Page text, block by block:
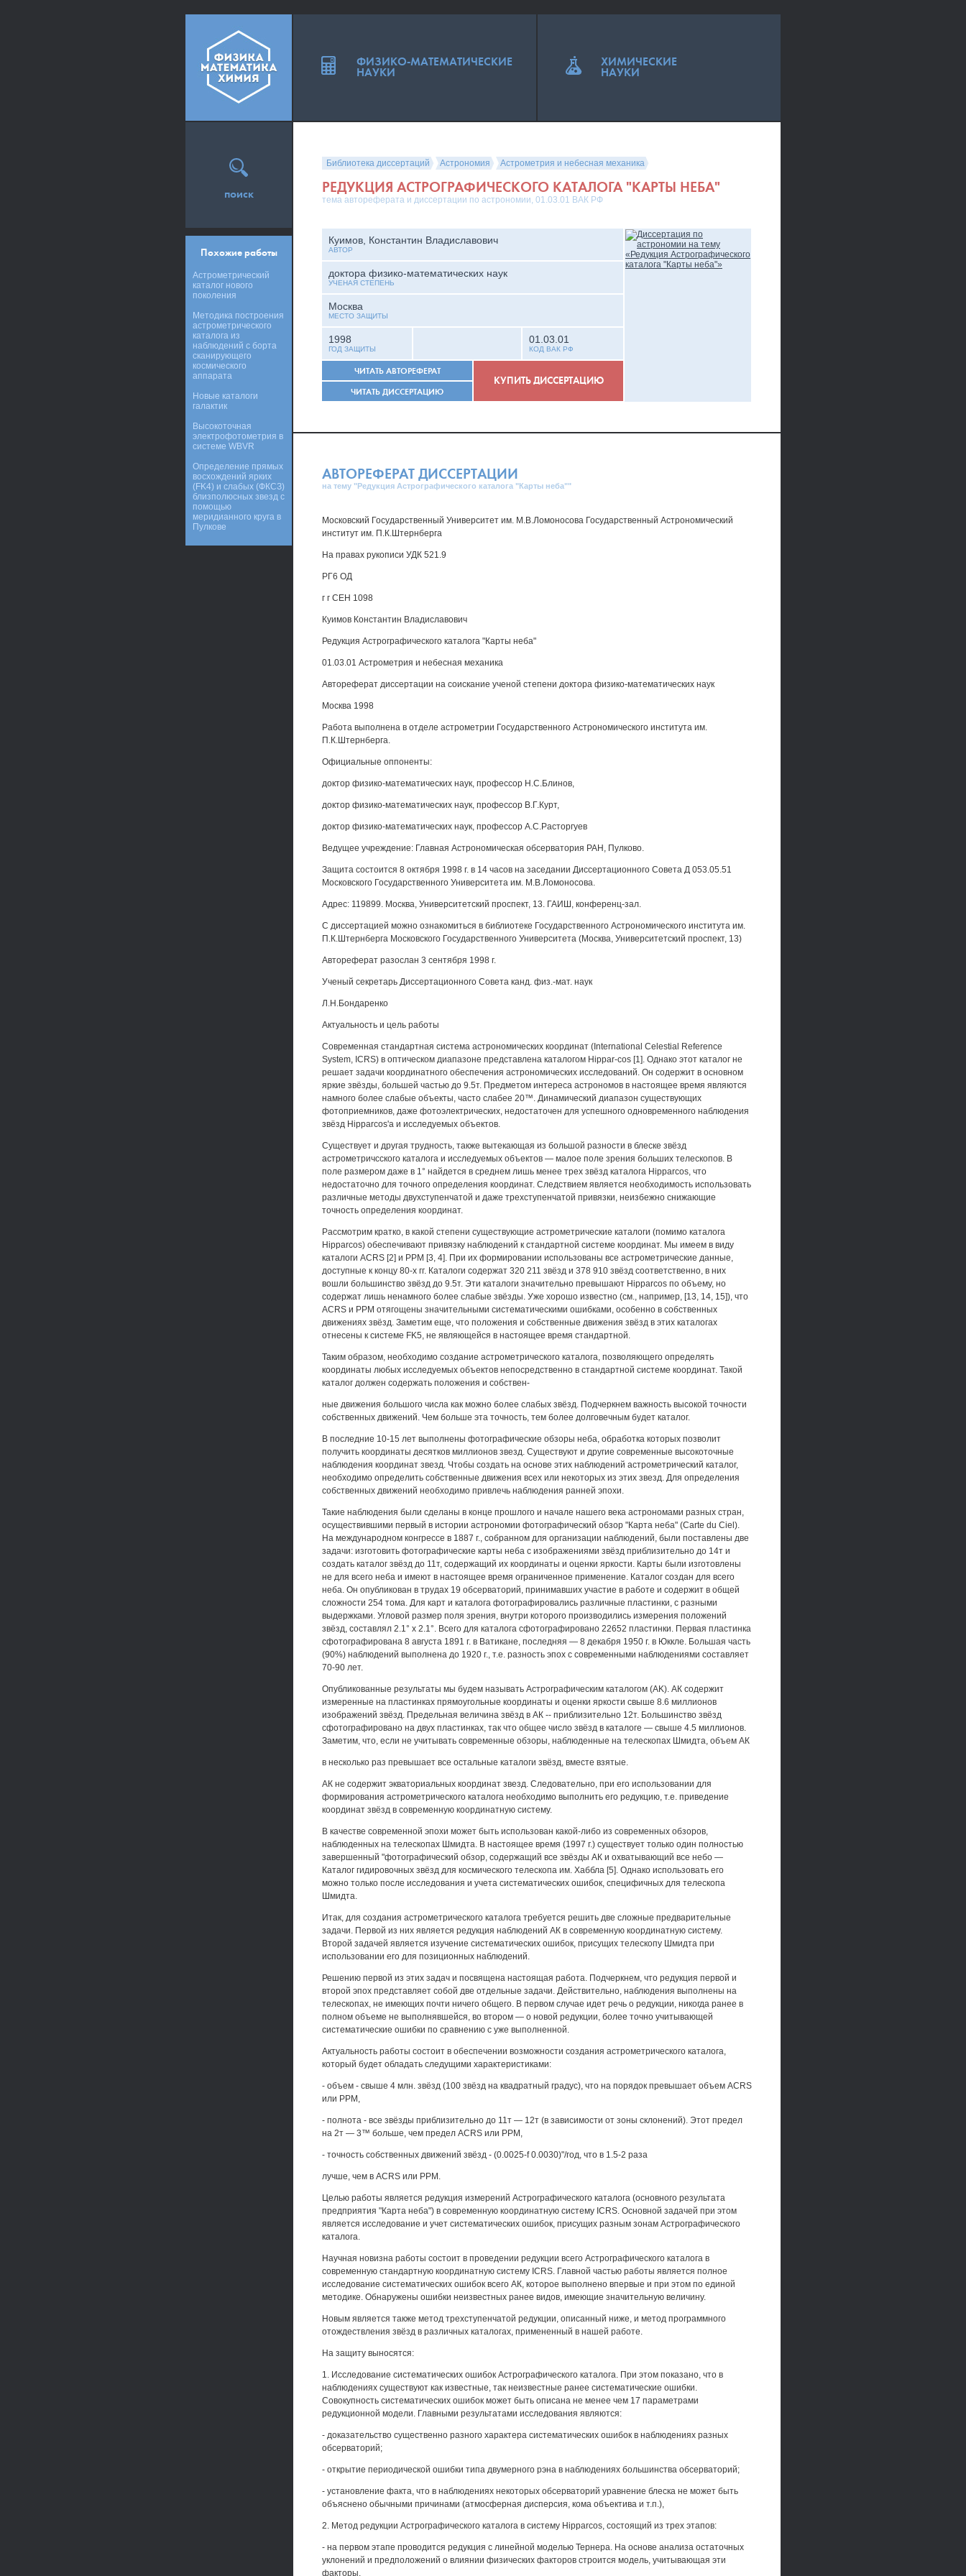
Библиотека диссертаций Астрономия Астрометрия и небесная механика
РЕДУКЦИЯ АСТРОГРАФИЧЕСКОГО КАТАЛОГА "КАРТЫ НЕБА"
тема автореферата и диссертации по астрономии, 01.03.01 ВАК РФ
Куимов, Константин Владиславович
АВТОР
доктора физико-математических наук
УЧЕНАЯ СТЕПЕНЬ
Москва
МЕСТО ЗАЩИТЫ
1998
ГОД ЗАЩИТЫ
01.03.01
КОД ВАК РФ
ЧИТАТЬ АВТОРЕФЕРАТ
ЧИТАТЬ ДИССЕРТАЦИЮ
КУПИТЬ ДИССЕРТАЦИЮ
АВТОРЕФЕРАТ ДИССЕРТАЦИИ
на тему "Редукция Астрографического каталога "Карты неба""
Московский Государственный Университет им. М.В.Ломоносова Государственный Астрономический
институт им. П.К.Штернберга
На правах рукописи УДК 521.9
РГ6 ОД
г г СЕН 1098
Куимов Константин Владиславович
Редукция Астрографического каталога "Карты неба"
01.03.01 Астрометрия и небесная механика
Автореферат диссертации на соискание ученой степени доктора физико-математических наук
Москва 1998
Работа выполнена в отделе астрометрии Государственного Астрономического института им.
П.К.Штернберга.
Официальные оппоненты:
доктор физико-математических наук, профессор Н.С.Блинов,
доктор физико-математических наук, профессор В.Г.Курт,
доктор физико-математических наук, профессор А.С.Расторгуев
Ведущее учреждение: Главная Астрономическая обсерватория РАН, Пулково.
Защита состоится 8 октября 1998 г. в 14 часов на заседании Диссертационного Совета Д 053.05.51
Московского Государственного Университета им. М.В.Ломоносова.
Адрес: 119899. Москва, Университетский проспект, 13. ГАИШ, конференц-зал.
С диссертацией можно ознакомиться в библиотеке Государственного Астрономического института им.
П.К.Штернберга Московского Государственного Университета (Москва, Университетский проспект, 13)
Автореферат разослан 3 сентября 1998 г.
Ученый секретарь Диссертационного Совета канд. физ.-мат. наук
Л.Н.Бондаренко
Актуальность и цель работы
Современная стандартная система астрономических координат (International Celestial Reference
System, ICRS) в оптическом диапазоне представлена каталогом Hippar-cos [1]. Однако этот каталог не
решает задачи координатного обеспечения астрономических исследований. Он содержит в основном
яркие звёзды, большей частью до 9.5т. Предметом интереса астрономов в настоящее время являются
намного более слабые объекты, часто слабее 20™. Динамический диапазон существующих
фотоприемников, даже фотоэлектрических, недостаточен для успешного одновременного наблюдения
звёзд Hipparcos'a и исследуемых объектов.
Существует и другая трудность, также вытекающая из большой разности в блеске звёзд
астрометричсского каталога и исследуемых объектов — малое поле зрения больших телескопов. В
поле размером даже в 1° найдется в среднем лишь менее трех звёзд каталога Hipparcos, что
недостаточно для точного определения координат. Следствием является необходимость использовать
различные методы двухступенчатой и даже трехступенчатой привязки, неизбежно снижающие
точность определения координат.
Рассмотрим кратко, в какой степени существующие астрометрические каталоги (помимо каталога
Hipparcos) обеспечивают привязку наблюдений к стандартной системе координат. Мы имеем в виду
каталоги ACRS [2] и РРМ [3, 4]. При их формировании использованы все астрометрические данные,
доступные к концу 80-х гг. Каталоги содержат 320 211 звёзд и 378 910 звёзд соответственно, в них
вошли большинство звёзд до 9.5т. Эти каталоги значительно превышают Hipparcos по объему, но
содержат лишь ненамного более слабые звёзды. Уже хорошо известно (см., например, [13, 14, 15]), что
ACRS и РРМ отягощены значительными систематическими ошибками, особенно в собственных
движениях звёзд. Заметим еще, что положения и собственные движения звёзд в этих каталогах
отнесены к системе FK5, не являющейся в настоящее время стандартной.
Таким образом, необходимо создание астрометрического каталога, позволяющего определять
координаты любых исследуемых объектов непосредственно в стандартной системе координат. Такой
каталог должен содержать положения и собствен-
ные движения большого числа как можно более слабых звёзд. Подчеркнем важность высокой точности
собственных движений. Чем больше эта точность, тем более долговечным будет каталог.
В последние 10-15 лет выполнены фотографические обзоры неба, обработка которых позволит
получить координаты десятков миллионов звезд. Существуют и другие современные высокоточные
наблюдения координат звезд. Чтобы создать на основе этих наблюдений астрометрический каталог,
необходимо определить собственные движения всех или некоторых из этих звезд. Для определения
собственных движений необходимо привлечь наблюдения ранней эпохи.
Такие наблюдения были сделаны в конце прошлого и начале нашего века астрономами разных стран,
осуществившими первый в истории астрономии фотографический обзор "Карта неба" (Carte du Ciel).
На международном конгрессе в 1887 г., собранном для организации наблюдений, были поставлены две
задачи: изготовить фотографические карты неба с изображениями звёзд приблизительно до 14т и
создать каталог звёзд до 11т, содержащий их координаты и оценки яркости. Карты были изготовлены
не для всего неба и имеют в настоящее время ограниченное применение. Каталог создан для всего
неба. Он опубликован в трудах 19 обсерваторий, принимавших участие в работе и содержит в общей
сложности 254 тома. Для карт и каталога фотографировались различные пластинки, с разными
выдержками. Угловой размер поля зрения, внутри которого производились измерения положений
звёзд, составлял 2.1° х 2.1°. Всего для каталога сфотографировано 22652 пластинки. Первая пластинка
сфотографирована 8 августа 1891 г. в Ватикане, последняя — 8 декабря 1950 г. в Юккле. Большая часть
(90%) наблюдений выполнена до 1920 г., т.е. разность эпох с современными наблюдениями составляет
70-90 лет.
Опубликованные результаты мы будем называть Астрографическим каталогом (AK). АК содержит
измеренные на пластинках прямоугольные координаты и оценки яркости свыше 8.6 миллионов
изображений звёзд. Предельная величина звёзд в АК -- приблизительно 12т. Большинство звёзд
сфотографировано на двух пластинках, так что общее число звёзд в каталоге — свыше 4.5 миллионов.
Заметим, что, если не учитывать современные обзоры, наблюденные на телескопах Шмидта, объем АК
в несколько раз превышает все остальные каталоги звёзд, вместе взятые.
АК не содержит экваториальных координат звезд. Следовательно, при его использовании для
формирования астрометрического каталога необходимо выполнить его редукцию, т.е. приведение
координат звёзд в современную координатную систему.
В качестве современной эпохи может быть использован какой-либо из современных обзоров,
наблюденных на телескопах Шмидта. В настоящее время (1997 г.) существует только один полностью
завершенный "фотографический обзор, содержащий все звёзды АК и охватывающий все небо —
Каталог гидировочных звёзд для космического телескопа им. Хаббла [5]. Однако использовать его
можно только после исследования и учета систематических ошибок, специфичных для телескопа
Шмидта.
Итак, для создания астрометрического каталога требуется решить две сложные предварительные
задачи. Первой из них является редукция наблюдений АК в современную координатную систему.
Второй задачей является изучение систематических ошибок, присущих телескопу Шмидта при
использовании его для позиционных наблюдений.
Решению первой из этих задач и посвящена настоящая работа. Подчеркнем, что редукция первой и
второй эпох представляет собой две отдельные задачи. Действительно, наблюдения выполнены на
телескопах, не имеющих почти ничего общего. В первом случае идет речь о редукции, никогда ранее в
полном объеме не выполнявшейся, во втором — о новой редукции, более точно учитывающей
систематические ошибки по сравнению с уже выполненной.
Актуальность работы состоит в обеспечении возможности создания астрометрического каталога,
который будет обладать следущими характеристиками:
- объем - свыше 4 млн. звёзд (100 звёзд на квадратный градус), что на порядок превышает объем ACRS
или РРМ,
- полнота - все звёзды приблизительно до 11т — 12т (в зависимости от зоны склонений). Этот предел
на 2т — 3™ больше, чем предел ACRS или РРМ,
- точность собственных движений звёзд - (0.0025-f 0.0030)"/год, что в 1.5-2 раза
лучше, чем в ACRS или РРМ.
Целью работы является редукция измерений Астрографического каталога (основного результата
предприятия "Карта неба") в современную координатную систему ICRS. Основной задачей при этом
является исследование и учет систематических ошибок, присущих разным зонам Астрографического
каталога.
Научная новизна работы состоит в проведении редукции всего Астрографического каталога в
современную стандартную координатную систему ICRS. Главной частью работы является полное
исследование систематических ошибок всего АК, которое выполнено впервые и при этом по единой
методике. Обнаружены ошибки неизвестных ранее видов, имеющие значительную величину.
Новым является также метод трехступенчатой редукции, описанный ниже, и метод программного
отождествления звёзд в различных каталогах, примененный в нашей работе.
На защиту выносятся:
1. Исследование систематических ошибок Астрографического каталога. При этом показано, что в
наблюдениях существуют как известные, так неизвестные ранее систематические ошибки.
Совокупность систематических ошибок может быть описана не менее чем 17 параметрами
редукционной модели. Главными результатами исследования являются:
- доказательство существенно разного характера систематических ошибок в наблюдениях разных
обсерваторий;
- открытие периодической ошибки типа двумерного рэна в наблюдениях большинства обсерваторий;
- установление факта, что в наблюдениях некоторых обсерваторий уравнение блеска не может быть
объяснено обычными причинами (атмосферная дисперсия, кома объектива и т.п.),
2. Метод редукции Астрографического каталога в систему Hipparcos, состоящий из трех этапов:
- на первом этапе проводится редукция с линейной моделью Тернера. На основе анализа остаточных
уклонений и предположений о влиянии физических факторов строится модель, учитывающая эти
факторы,
поиск
Похожие работы
Астрометрический
каталог нового
поколения
Методика построения
астрометрического
каталога из
наблюдений с борта
сканирующего
космического
аппарата
Новые каталоги
галактик
Высокоточная
электрофотометрия в
системе WBVR
Определение прямых
восхождений ярких
(FK4) и слабых (ФКСЗ)
близполюсных звезд с
помощью
меридианного круга в
Пулкове
ФИЗИКО-МАТЕМАТИЧЕСКИЕ
НАУКИ
ХИМИЧЕСКИЕ
НАУКИ